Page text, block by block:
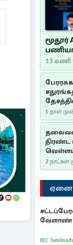
மூதூர்
20
13 மணி
ஒரு
1 நாள்
திரண்ட
2 நாட்கள்
வேளாண்
IBC